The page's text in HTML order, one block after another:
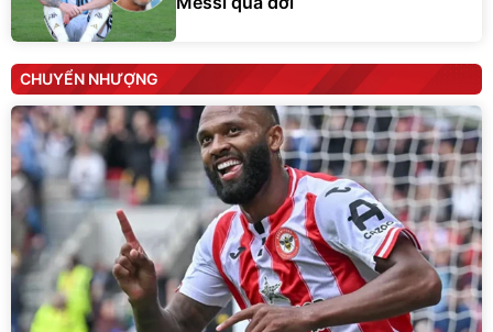
CHUYỂN NHƯỢNG